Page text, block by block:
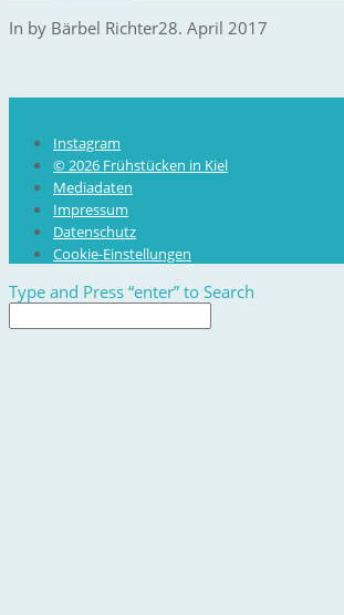
In by Bärbel Richter28. April 2017
Instagram
© 2026 Frühstücken in Kiel
Mediadaten
Impressum
Datenschutz
Cookie-Einstellungen
Type and Press “enter” to Search